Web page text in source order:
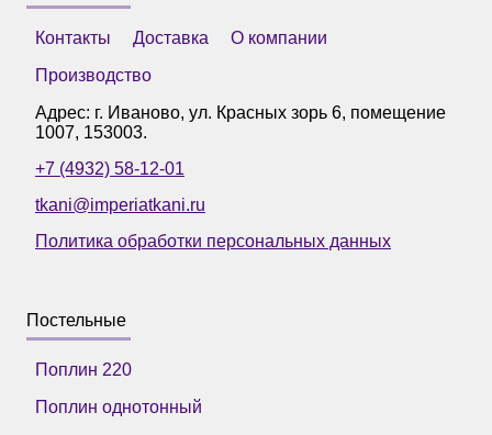
Контакты Доставка
О компании
Производство
Адрес: г. Иваново, ул. Красных зорь 6, помещение
1007, 153003.
+7 (4932) 58-12-01
tkani@imperiatkani.ru
Политика обработки персональных данных
Постельные
Поплин 220
Поплин однотонный